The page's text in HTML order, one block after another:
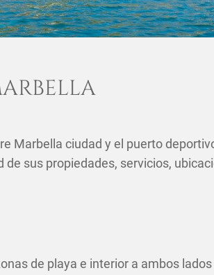
Marbella ciudad y el puerto
sus propiedades, servicios,
de playa e interior a ambos lados